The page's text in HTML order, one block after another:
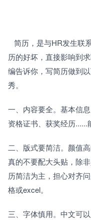
历的好坏，直接影响到
编告诉你，写简历做到
秀。
一、内容要全。基本信
资格证书、获奖经历......
二、版式要简洁。颜值
真的不要配大头贴，除
历简洁为主，担心对齐
格或excel。
三、字体慎用。中文可